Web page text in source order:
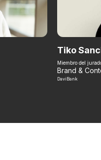
Tiko
Miembro del
Brand &
DaviBank